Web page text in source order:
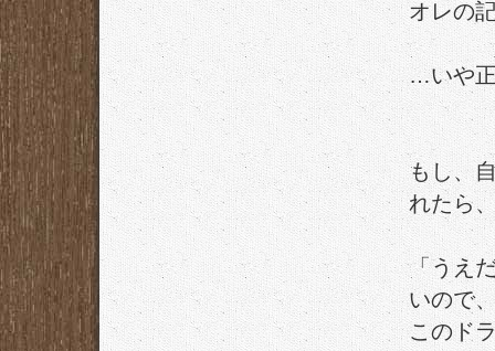
オレの
…いや
もし、
れたら
「うえ
いので
このド